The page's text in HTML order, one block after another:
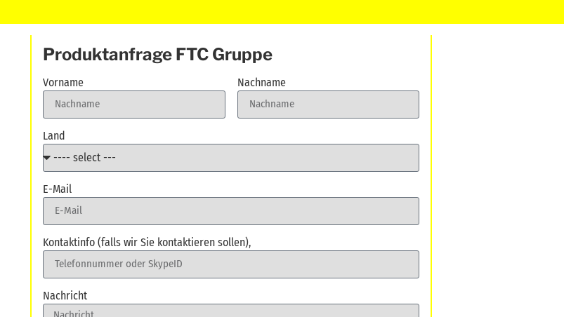
Produktanfrage FTC Gruppe
Vorname Nachname
Land
E-Mail
Kontaktinfo (falls wir Sie kontaktieren sollen),
Nachricht